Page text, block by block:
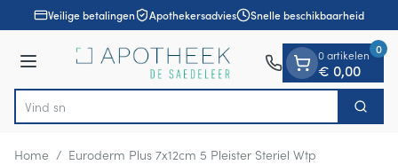
Ga naar de inhoud
1 van 1Veilige betalingen Apothekersadvies Snelle beschikbaarheid
Menu
Product, merk, categorie... Zoek
0 artikelen
€ 0,00
0
Home / Euroderm Plus 7x12cm 5 Pleister Steriel Wtp